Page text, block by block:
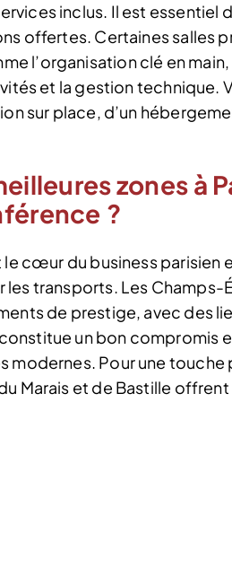
inclus. Il est essentiel
offertes. Certaines salles
l’organisation clé en main,
et la gestion technique.
sur place, d’un
zones à
?
le cœur du business parisien
transports. Les Champs-
de prestige, avec des
un bon compromis
modernes. Pour une touche
Marais et de Bastille